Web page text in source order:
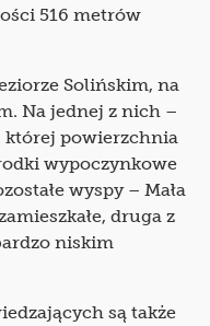
516 metrów
Solińskim, na
Na jednej z nich –
której powierzchnia
wypoczynkowe
wyspy – Mała
druga z
niskim
są także